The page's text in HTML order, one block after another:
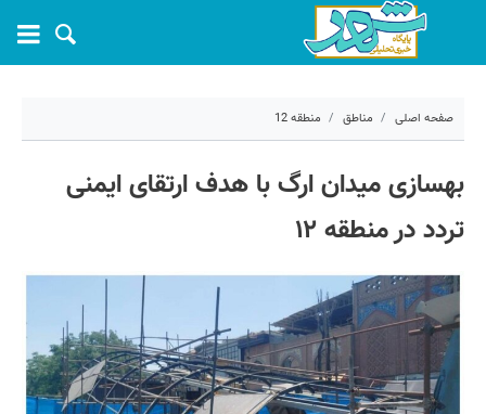
صفحه اصلی مناطق منطقه 12
کد مطلب:
بهسازی میدان ارگ با هدف ارتقای ایمنی
تردد در منطقه ۱۲